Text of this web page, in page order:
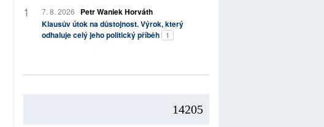
7. 8. 2026
Petr Waniek Horváth
Klausův útok na důstojnost. Výrok, který
odhaluje celý jeho politický příběh
1
14205